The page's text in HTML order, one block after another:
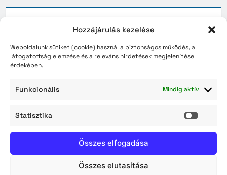
Hozzájárulás kezelése
Weboldalunk sütiket (cookie) használ a biztonságos működés, a
látogatottság elemzése és a releváns hirdetések megjelenítése
érdekében.
Funkcionális Mindig aktív
Statisztika
Összes elfogadása
Összes elutasítása
2026. augusztus
2026. július
2026. június